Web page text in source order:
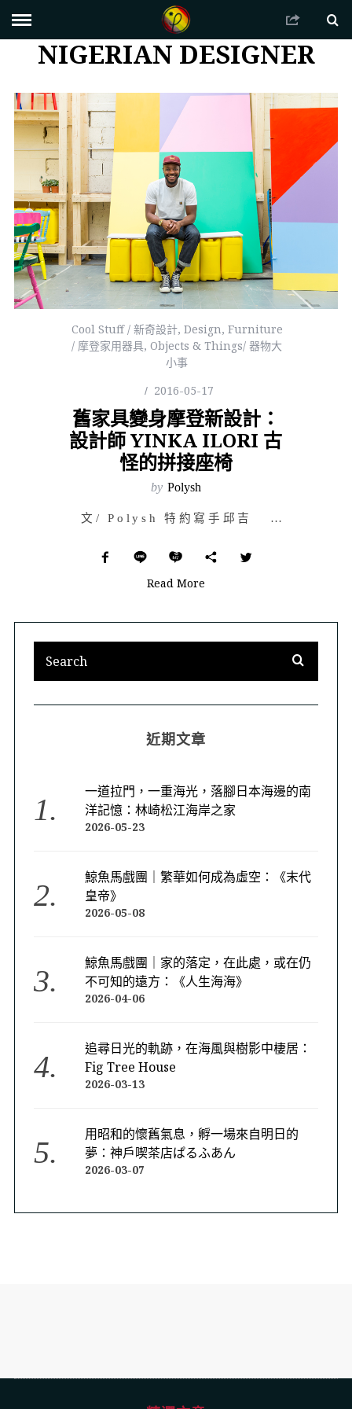
NIGERIAN DESIGNER
Cool Stuff / 新奇設計, Design, Furniture
/ 摩登家用器具,Objects & Things/ 器物大
小事
2016-05-17
舊家具變身摩登新設計：
設計師 YINKA ILORI 古
怪的拼接座椅
by Polysh
文/ Polysh 特約寫手邱吉 有沒有想過，如果你我周遭看似無生命氣息…
Read More
近期文章
一道拉門，一重海光，落腳日本海邊的南
洋記憶：林崎松江海岸之家
2026-05-23
鯨魚馬戲團｜繁華如何成為虛空：《末代
皇帝》
2026-05-08
鯨魚馬戲團｜家的落定，在此處，或在仍
不可知的遠方：《人生海海》
2026-04-06
追尋日光的軌跡，在海風與樹影中棲居：
Fig Tree House
2026-03-13
用昭和的懷舊氣息，孵一場來自明日的
夢：神戶喫茶店ぱるふあん
2026-03-07